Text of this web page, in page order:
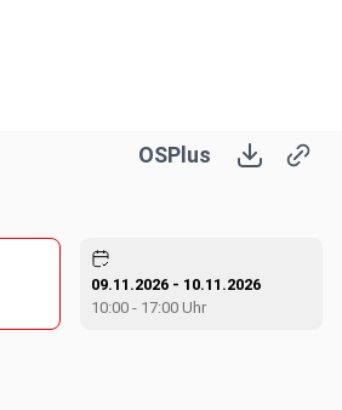
OSPlus
09.11.2026 - 10.11.2026
10:00 - 17:00 Uhr